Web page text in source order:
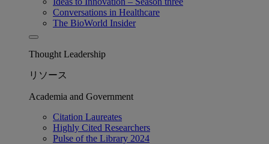
Conversations in Healthcare
The BioWorld Insider
Thought Leadership
リソース
Academia and Government
Citation Laureates
Highly Cited Researchers
Pulse of the Library 2024